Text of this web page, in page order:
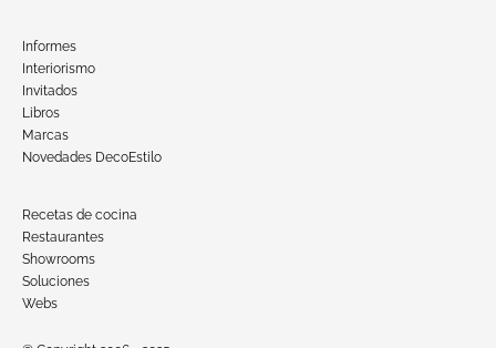
Informes
Interiorismo
Invitados
Libros
Marcas
Novedades DecoEstilo
Recetas de cocina
Restaurantes
Showrooms
Soluciones
Webs